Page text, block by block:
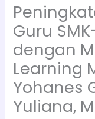
Guru
dengan
Learning
Yohanes
Yuliana,